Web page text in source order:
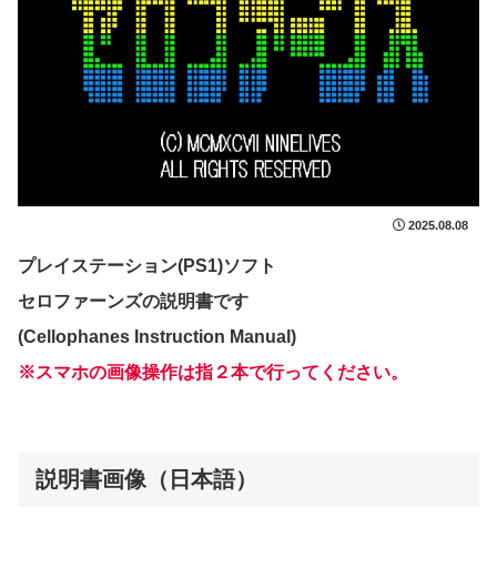
2025.08.08
プレイステーション(PS1)ソフト
セロファーンズの説明書です
(Cellophanes Instruction Manual)
※スマホの画像操作は指２本で行ってください。
説明書画像（日本語）